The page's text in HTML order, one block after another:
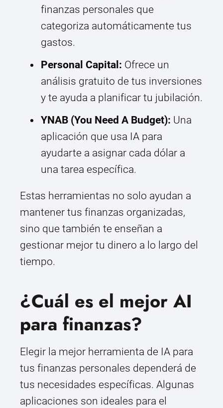
finanzas personales que
categoriza automáticamente tus
gastos.
Personal Capital: Ofrece un
análisis gratuito de tus inversiones
y te ayuda a planificar tu jubilación.
YNAB (You Need A Budget): Una
aplicación que usa IA para
ayudarte a asignar cada dólar a
una tarea específica.
Estas herramientas no solo ayudan a
mantener tus finanzas organizadas,
sino que también te enseñan a
gestionar mejor tu dinero a lo largo del
tiempo.
¿Cuál es el mejor AI
para finanzas?
Elegir la mejor herramienta de IA para
tus finanzas personales dependerá de
tus necesidades específicas. Algunas
aplicaciones son ideales para el